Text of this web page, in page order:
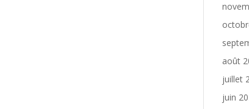
août
juillet
juin